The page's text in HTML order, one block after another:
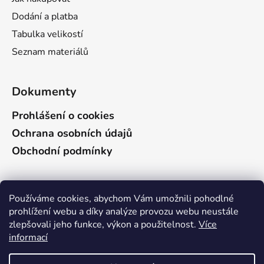
Používáme cookies, abychom Vám umožnili pohodlné
prohlížení webu a díky analýze provozu webu neustále
zlepšovali jeho funkce, výkon a použitelnost. Více
informací
Dodání a platba
Tabulka velikostí
Seznam materiálů
Dokumenty
Prohlášení o cookies
Ochrana osobních údajů
Obchodní podmínky
Vyhledávání
HLEDAT